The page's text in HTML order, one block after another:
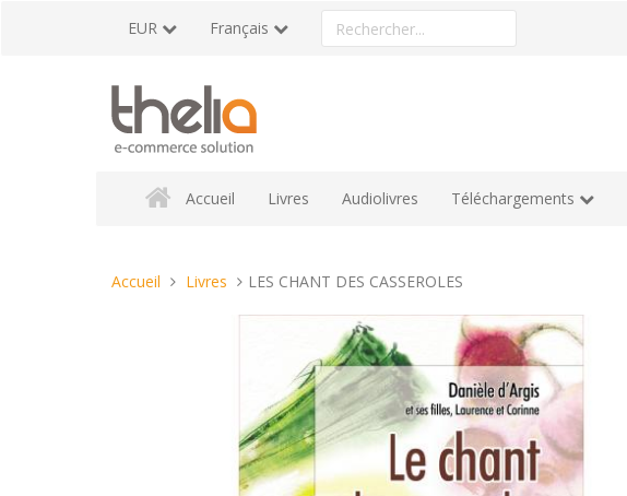
EUR Français
Rechercher
un
Accueil Livres Audiolivres Téléchargements
Vous
Accueil Livres LES CHANT DES CASSEROLES